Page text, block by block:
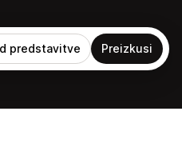
predstavitve Preizkusi